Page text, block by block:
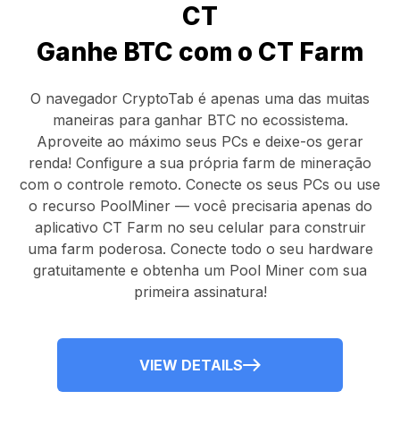
CT
Ganhe BTC com o CT Farm
O navegador CryptoTab é apenas uma das muitas
maneiras para ganhar BTC no ecossistema.
Aproveite ao máximo seus PCs e deixe-os gerar
renda! Configure a sua própria farm de mineração
com o controle remoto. Conecte os seus PCs ou use
o recurso PoolMiner— você precisaria apenas do
aplicativo CT Farm no seu celular para construir
uma farm poderosa. Conecte todo o seu hardware
gratuitamente e obtenha um Pool Miner com sua
primeira assinatura!
VIEW DETAILS